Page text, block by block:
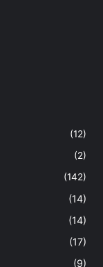
(12)
(2)
(142)
(14)
(14)
(17)
(9)